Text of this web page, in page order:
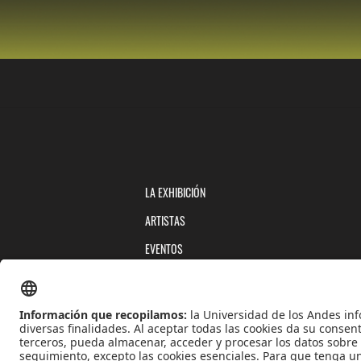
LA EXHIBICIÓN
ARTISTAS
EVENTOS
POLÍTICAS DE TRATAMIENTOS DE DATOS